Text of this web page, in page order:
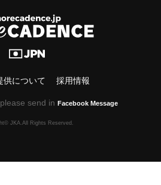
供について 採用情報
send in Facebook Message
JKA.All Rights Reserved.